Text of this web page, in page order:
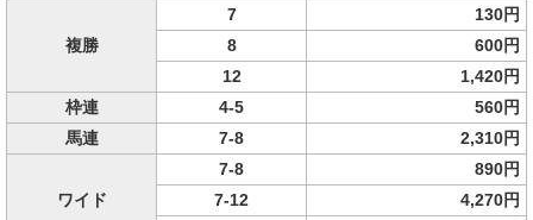
複勝
7
130円
8
600円
12
1,420円
枠連
4-5
560円
馬連
7-8 2,310円
ワイド
7-8
890円
7-12
4,270円